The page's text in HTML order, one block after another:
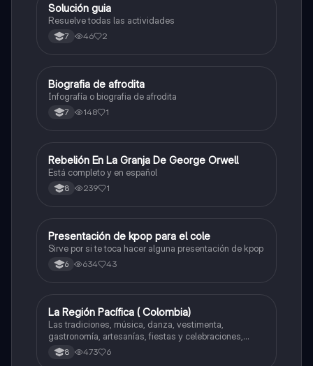
Artes
Solución guia
Resuelve todas las actividades
7 46 2
Artes
Biografia de afrodita
Infografía o biografia de afrodita
7 148 1
Sociales/Historia
Rebelión En La Granja De George Orwell
Está completo y en español
8 239 1
Artes
Presentación de kpop para el cole
Sirve por si te toca hacer alguna presentación de kpop
6 634 43
Artes
La Región Pacífica ( Colombia)
Las tradiciones, música, danza, vestimenta,
gastronomía, artesanías, fiestas y celebraciones,
medicina tradicional, ritmos e instrumentos
musicales.
8 473 6